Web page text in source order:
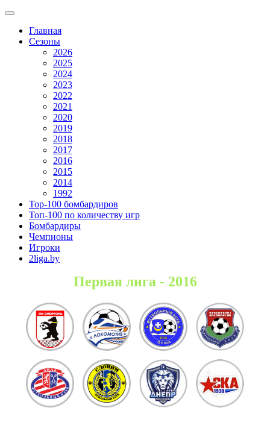
Главная
Сезоны
2026
2025
2024
2023
2022
2021
2020
2019
2018
2017
2016
2015
2014
1992
Top-100 бомбардиров
Топ-100 по количеству игр
Бомбардиры
Чемпионы
Игроки
2liga.by
Первая лига - 2016